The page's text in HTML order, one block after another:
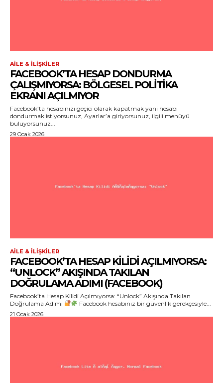
AILE & İLIŞKILER
FACEBOOK’TA HESAP DONDURMA
ÇALIŞMIYORSA: BÖLGESEL POLITIKA
EKRANI AÇILMIYOR
Facebook’ta hesabınızı geçici olarak kapatmak yani hesabı
dondurmak istiyorsunuz, Ayarlar’a giriyorsunuz, ilgili menüyü
buluyorsunuz...
29 Ocak 2026
AILE & İLIŞKILER
FACEBOOK’TA HESAP KILIDI AÇILMIYORSA:
“UNLOCK” AKIŞINDA TAKILAN
DOĞRULAMA ADIMI (FACEBOOK)
Facebook’ta Hesap Kilidi Açılmıyorsa: “Unlock” Akışında Takılan
Doğrulama Adımı
Facebook hesabınız bir güvenlik gerekçesiyle...
21 Ocak 2026